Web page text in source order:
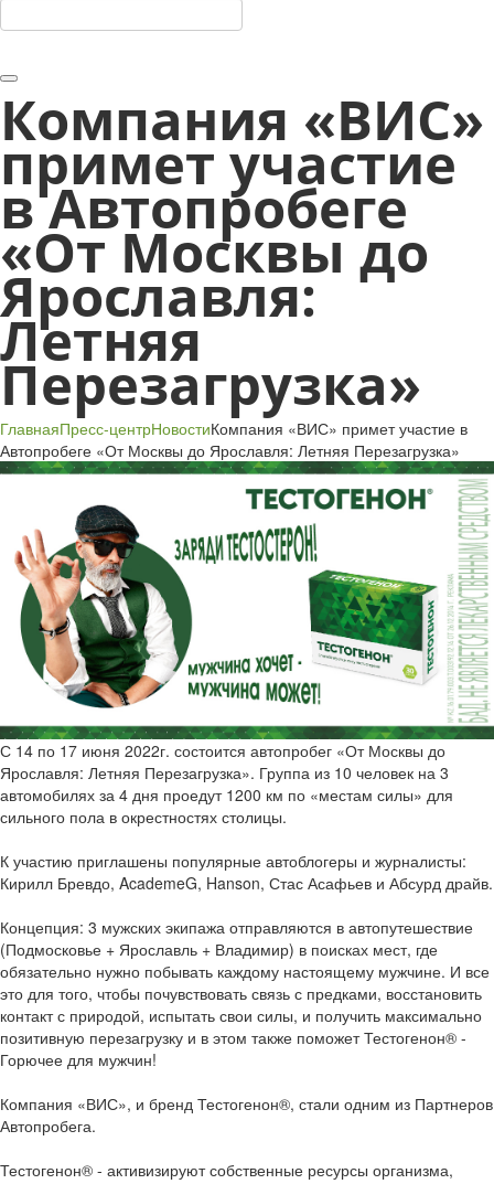
Компания «ВИС»
примет участие
в Автопробеге
«От Москвы до
Ярославля:
Летняя
Перезагрузка»
ГлавнаяПресс-центрНовостиКомпания «ВИС» примет участие в
Автопробеге «От Москвы до Ярославля: Летняя Перезагрузка»
С 14 по 17 июня 2022г. состоится автопробег «От Москвы до
Ярославля: Летняя Перезагрузка». Группа из 10 человек на 3
автомобилях за 4 дня проедут 1200 км по «местам силы» для
сильного пола в окрестностях столицы.
К участию приглашены популярные автоблогеры и журналисты:
Кирилл Бревдо, AcademeG, Hanson, Стас Асафьев и Абсурд драйв.
Концепция: 3 мужских экипажа отправляются в автопутешествие
(Подмосковье + Ярославль + Владимир) в поисках мест, где
обязательно нужно побывать каждому настоящему мужчине. И все
это для того, чтобы почувствовать связь с предками, восстановить
контакт с природой, испытать свои силы, и получить максимально
позитивную перезагрузку и в этом также поможет Тестогенон® -
Горючее для мужчин!
Компания «ВИС», и бренд Тестогенон®, стали одним из Партнеров
Автопробега.
Тестогенон® - активизируют собственные ресурсы организма,